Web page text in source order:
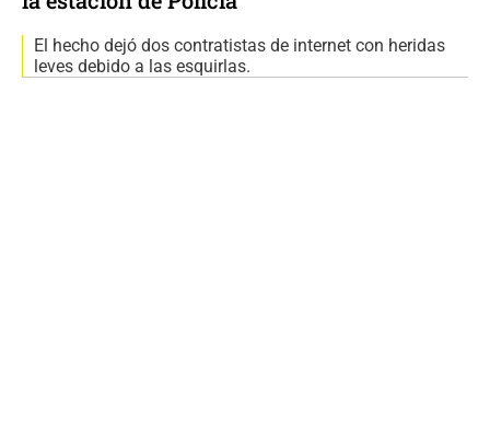
El hecho dejó dos contratistas de internet con heridas
leves debido a las esquirlas.